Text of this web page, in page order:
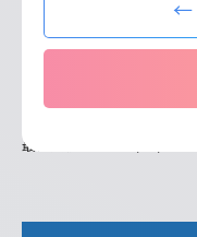
最終更新日：2026/07/08